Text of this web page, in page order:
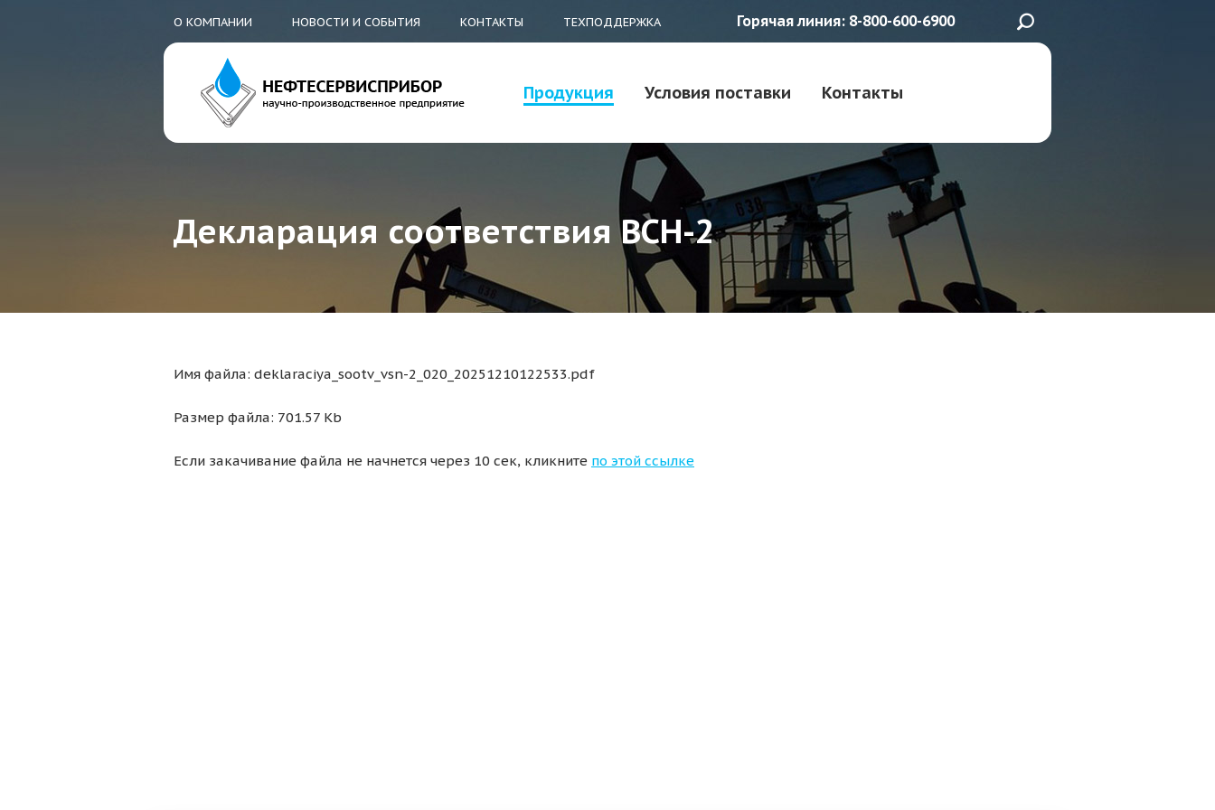
О КОМПАНИИ НОВОСТИ И СОБЫТИЯ КОНТАКТЫ ТЕХПОДДЕРЖКА Горячая линия: 8-800-600-6900
Продукция Условия поставки Контакты
Декларация соответствия ВСН-2
Имя файла: deklaraciya_sootv_vsn-2_020_20251210122533.pdf
Размер файла: 701.57 Kb
Если закачивание файла не начнется через 10 сек, кликните по этой ссылке